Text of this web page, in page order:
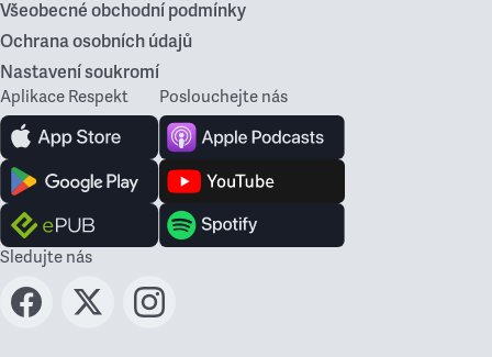
Všeobecné obchodní podmínky
Ochrana osobních údajů
Nastavení soukromí
Aplikace Respekt Poslouchejte nás
Sledujte nás